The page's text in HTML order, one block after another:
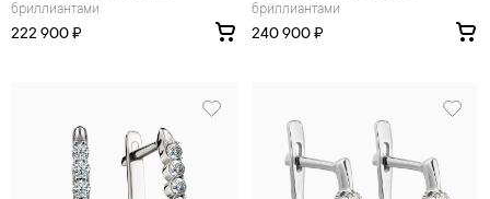
бриллиантами
222 900 ₽
бриллиантами
240 900 ₽